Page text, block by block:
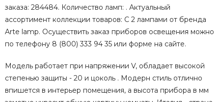
заказа: 284484. Количество ламп: . Актуальный
ассортимент коллекции товаров: С 2 лампами от бренда
Arte lamp. Осуществить заказ приборов освещения можно
по телефону 8 (800) 333 94 35 или форме на сайте.
Модель работает при напряжении V, обладает высокой
степенью защиты - 20 и цоколь . Модерн стиль отлично
впишется в интерьер помещения, а высота прибора в мм